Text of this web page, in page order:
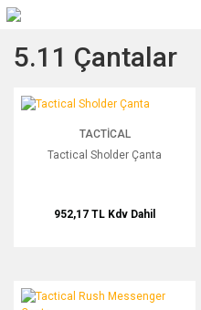
5.11 Çantalar
Tactical Sholder Çanta
TACTICAL
Tactical Sholder Çanta
952,17 TL Kdv Dahil
Tactical Rush Messenger Çanta